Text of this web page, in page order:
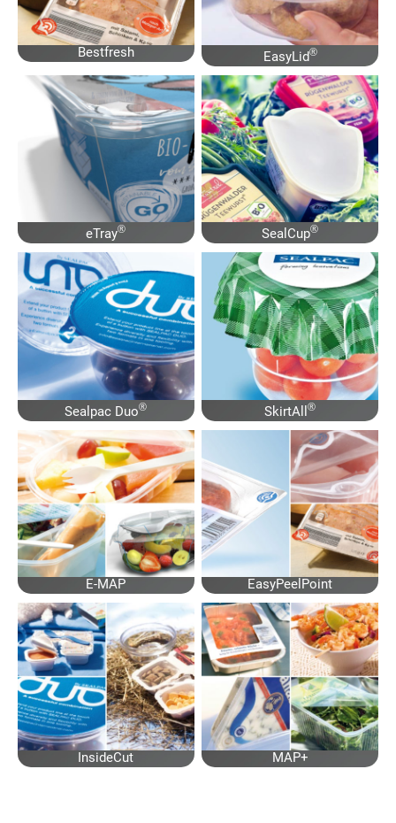
Bestfresh EasyLid®
eTray® SealCup®
Sealpac Duo® SkirtAll®
E-MAP EasyPeelPoint
InsideCut MAP+